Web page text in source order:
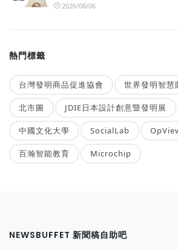
2026/08/06
熱門標籤
台灣發明商品促進協會 世界發明智慧
北市圖 JDIE日本設計創意暨發明展
中國文化大學 SocialLab
百瀚智能教育 Microchip
NEWSBUFFET 新聞稿自助吧